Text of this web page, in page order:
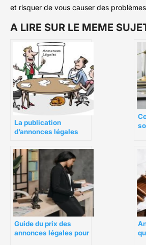
et risquer de vous causer des
A LIRE SUR LE MEME
La publication
d’annonces légales
Guide du prix des
annonces légales pour